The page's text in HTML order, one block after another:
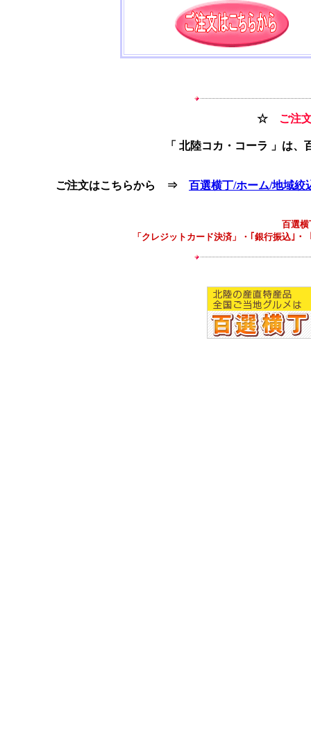
☆ ご注
「 北陸コカ・コーラ 」は
ご注文はこちらから ⇒ 百選横丁/ホーム/地域絞
百選横
「クレジットカード決済」・｢銀行振込｣